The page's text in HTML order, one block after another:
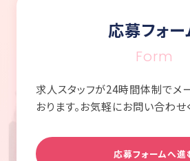
応募フォー
Form
求人スタッフが24時間体制でメ
おります。お気軽にお問い合わせ
応募フォームへ進